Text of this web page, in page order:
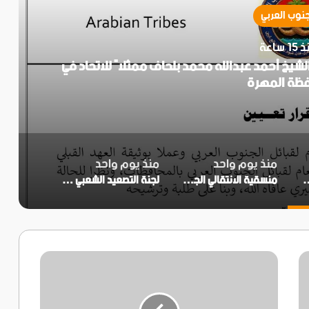
العربي
أحمد عبدالله محمد بلحاف ممثلاً للاتحاد في
المهرة
للاتحاد في محافظة المهرة
منذ يوم واحد
منسقية الانتقالي الجنوبي بجامعة عدن تؤيد دعوة انتقالي العاصمة بتنفيذ العصيان المدني السلمي
منذ يوم واحد
لجنة التصعيد الشعبي في زنجبار تثمن جهود المواطنين والتجار في إنجاح العصيان المدني بالمديرية
منتدى